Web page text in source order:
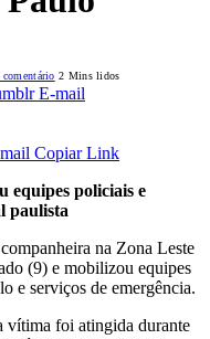
comentário 2 Mins lidos
E-mail
Copiar Link
equipes policiais e
paulista
na Zona Leste
(9) e mobilizou equipes
e serviços de emergência.
vítima foi atingida durante